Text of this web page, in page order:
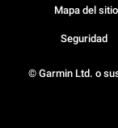
© Garmin Ltd. o
Mapa del sitio
Seguridad